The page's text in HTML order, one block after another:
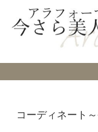
コーディネート